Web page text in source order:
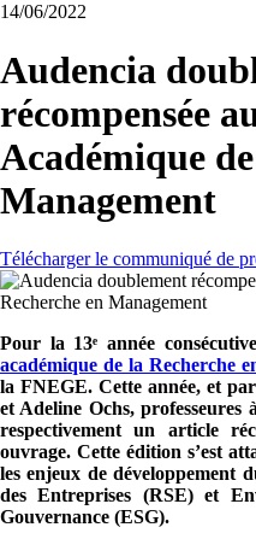
14/06/2022
Audencia
récompensée
Académique
Management
Télécharger le communiqué de
Pour la 13ᵉ année
académique de la Recherche
la FNEGE. Cette année, et
et Adeline Ochs,
respectivement un article
ouvrage. Cette édition s’est
les enjeux de développement
des Entreprises (RSE) et
Gouvernance (ESG).